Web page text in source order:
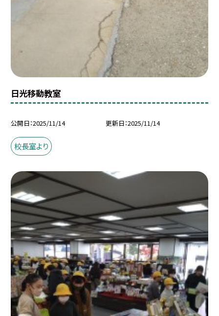
日光移動教室
公開日 2025/11/14 更新日 2025/11/14
校長室より